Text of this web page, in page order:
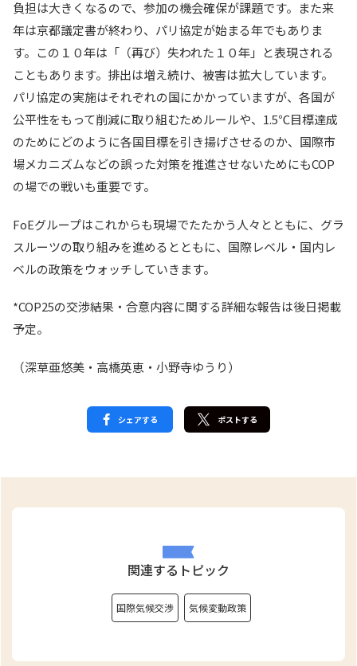
負担は大きくなるので、参加の機会確保が課題です。また来
年は京都議定書が終わり、パリ協定が始まる年でもありま
す。この１０年は「（再び）失われた１０年」と表現される
こともあります。排出は増え続け、被害は拡大しています。
パリ協定の実施はそれぞれの国にかかっていますが、各国が
公平性をもって削減に取り組むためルールや、1.5℃目標達成
のためにどのように各国目標を引き揚げさせるのか、国際市
場メカニズムなどの誤った対策を推進させないためにもCOP
の場での戦いも重要です。
FoEグループはこれからも現場でたたかう人々とともに、グラ
スルーツの取り組みを進めるとともに、国際レベル・国内レ
ベルの政策をウォッチしていきます。
*COP25の交渉結果・合意内容に関する詳細な報告は後日掲載
予定。
（深草亜悠美・高橋英恵・小野寺ゆうり）
シェアする ポストする
関連するトピック
国際気候交渉 気候変動政策